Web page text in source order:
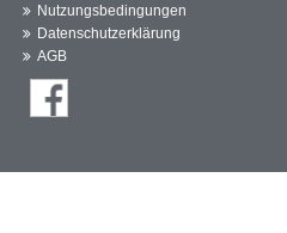
Nutzungsbedingungen
Datenschutzerklärung
AGB